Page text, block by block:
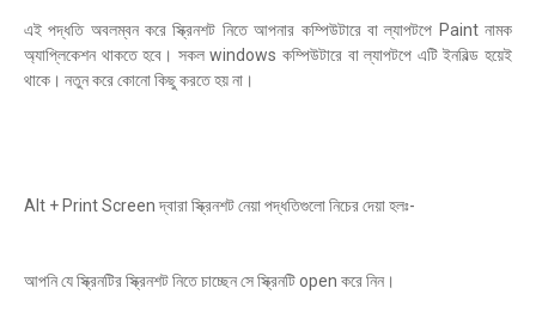
এই পদ্ধতি অবলম্বন করে স্ক্রিনশট নিতে আপনার কম্পিউটারে বা ল্যাপটপে Paint নামক
অ্যাপ্লিকেশন থাকতে হবে। সকল windows কম্পিউটারে বা ল্যাপটপে এটি ইনবিল্ড হয়েই
থাকে। নতুন করে কোনো কিছু করতে হয় না।
Alt + Print Screen দ্বারা স্ক্রিনশট নেয়া পদ্ধতিগুলো নিচের দেয়া হলঃ-
আপনি যে স্ক্রিনটির স্ক্রিনশট নিতে চাচ্ছেন সে স্ক্রিনটি open করে নিন।